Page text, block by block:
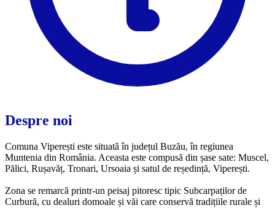
Despre noi
Comuna Viperești este situată în județul Buzău, în regiunea
Muntenia din România. Aceasta este compusă din șase sate: Muscel,
Pălici, Rușavăț, Tronari, Ursoaia și satul de reședință, Viperești.
Zona se remarcă printr-un peisaj pitoresc tipic Subcarpaților de
Curbură, cu dealuri domoale și văi care conservă tradițiile rurale și